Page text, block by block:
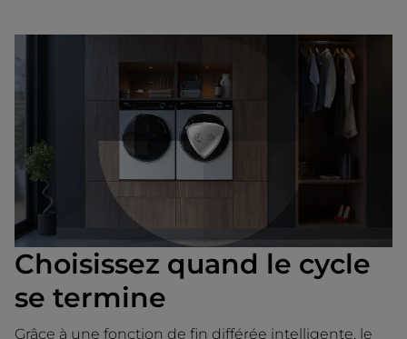
Choisissez quand le cycle
se termine
Grâce à une fonction de fin différée intelligente, le